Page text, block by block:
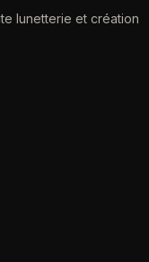
lunetterie et création